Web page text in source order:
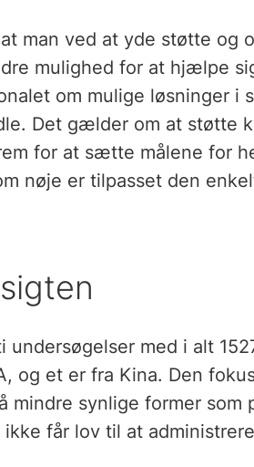
man ved at yde støtte og
mulighed for at hjælpe
om mulige løsninger i
Det gælder om at støtte
for at sætte målene for
nøje er tilpasset den
med i alt
og et er fra Kina. Den
mindre synlige former som
får lov til at